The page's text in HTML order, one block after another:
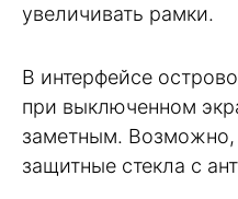
увеличивать рамки.
В интерфейсе
при выключенном
заметным.
защитные стекла с